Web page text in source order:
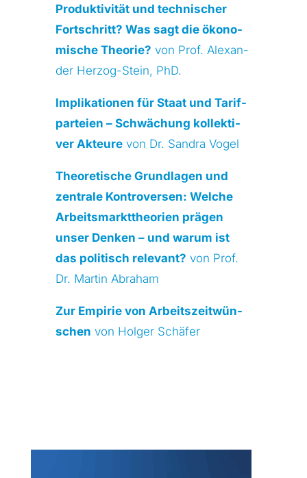
Pro­duk­ti­vi­tät und tech­ni­scher
Fort­schritt? Was sagt die öko­no­
mi­sche Theo­rie? von Prof. Alex­an­
der Her­zog-Stein, PhD.
Impli­ka­tio­nen für Staat und Tarif­
par­tei­en – Schwä­chung kol­lek­ti­
ver Akteu­revon Dr. San­dra Vogel
Theo­re­ti­sche Grund­la­gen und
zen­tra­le Kon­tro­ver­sen: Wel­che
Arbeits­markt­theo­rien prä­gen
unser Den­ken – und war­um ist
das poli­tisch rele­vant? von Prof.
Dr. Mar­tin Abra­ham
Zur Empi­rie von Arbeits­zeit­wün­
schen von Hol­ger Schä­fer